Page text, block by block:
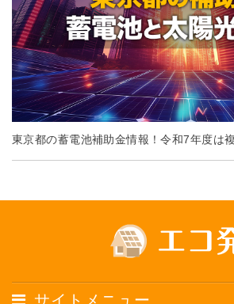
東京都の蓄電池補助金情報！令和7年度は
サイトメニュー